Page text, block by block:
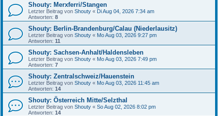
Shouty: Merxferri/Stangen
Letzter Beitrag von Shouty « Di Aug 04, 2026 7:34 am
Antworten: 8
Shouty: Berlin-Brandenburg/Calau (Niederlausitz)
Letzter Beitrag von Shouty « Mo Aug 03, 2026 9:27 pm
Antworten: 11
Shouty: Sachsen-Anhalt/Haldensleben
Letzter Beitrag von Shouty « Mo Aug 03, 2026 7:49 pm
Antworten: 7
Shouty: Zentralschweiz/Hauenstein
Letzter Beitrag von Shouty « Mo Aug 03, 2026 11:45 am
Antworten: 14
Shouty: Österreich Mitte/Selzthal
Letzter Beitrag von Shouty « So Aug 02, 2026 8:02 pm
Antworten: 14